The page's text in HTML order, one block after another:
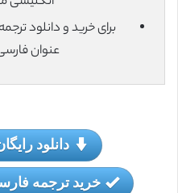
برای خرید و دانلود
عنوان
دانلود
خرید ترجمه